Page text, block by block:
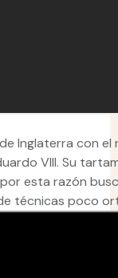
Inglaterra con
VIII. Su
esta razón
técnicas poco